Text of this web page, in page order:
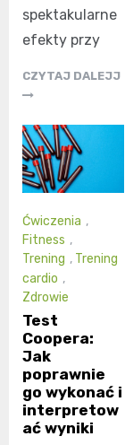
spektakularne
efekty przy
CZYTAJ DALEJJ
Ćwiczenia ,
Fitness ,
Trening , Trening
cardio ,
Zdrowie
Test
Coopera:
Jak
poprawnie
go wykonać i
interpretow
ać wyniki